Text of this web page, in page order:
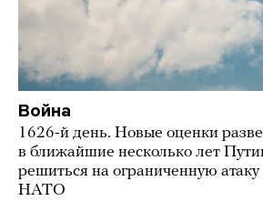
Война
1626-й день. Новые оценки
в ближайшие несколько лет
решиться на ограниченную атаку
НАТО